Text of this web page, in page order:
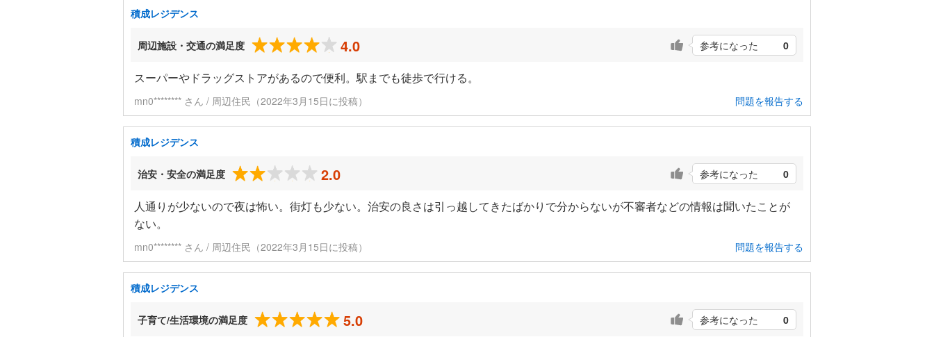
積成レジデンス
周辺施設・交通の満足度 4.0 参考になった 0
スーパーやドラッグストアがあるので便利。駅までも徒歩で行ける。
mn0******** さん / 周辺住民（2022年3月15日に投稿） 問題を報告する
積成レジデンス
治安・安全の満足度 2.0 参考になった 0
人通りが少ないので夜は怖い。街灯も少ない。治安の良さは引っ越してきたばかりで分からないが不審者などの情報は聞いたことが
ない。
mn0******** さん / 周辺住民（2022年3月15日に投稿） 問題を報告する
積成レジデンス
子育て/生活環境の満足度 5.0 参考になった 0